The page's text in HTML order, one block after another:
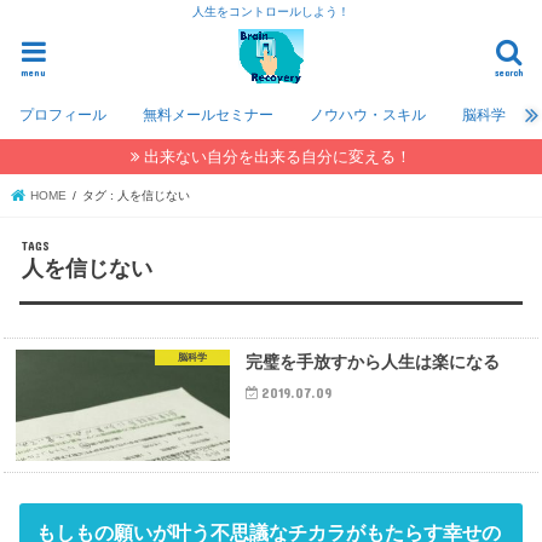
人生をコントロールしよう！
search
menu
プロフィール 無料メールセミナー ノウハウ・スキル 脳科学
出来ない自分を出来る自分に変える！
HOME タグ : 人を信じない
人を信じない
脳科学 完璧を手放すから人生は楽になる
2019.07.09
もしもの願いが叶う不思議なチカラがもたらす幸せの